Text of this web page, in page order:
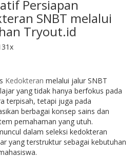
Persiapan
SNBT melalui
Tryout.id
Kedokteran melalui jalur SNBT
yang tidak hanya berfokus pada
terpisah, tetapi juga pada
berbagai konsep sains dan
pemahaman yang utuh.
dalam seleksi kedokteran
yang terstruktur sebagai kebutuhan